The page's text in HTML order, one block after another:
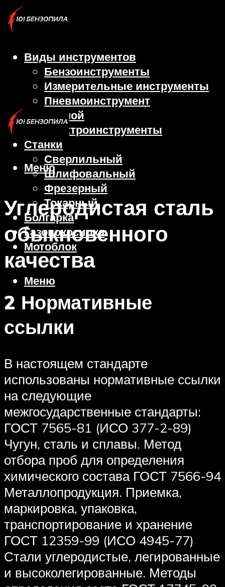
Виды инструментов
Бензоинструменты
Измерительные инструменты
Пневмоинструмент
Ручной
Электроинструменты
Станки
Сверлильный
Шлифовальный
Фрезерный
Токарный
Болгарка
Газонокосилка
Мотоблок
Меню
Меню
Углеродистая сталь
обыкновенного
качества
2 Нормативные
ссылки
В настоящем стандарте
использованы нормативные ссылки
на следующие
межгосударственные стандарты:
ГОСТ 7565-81 (ИСО 377-2-89)
Чугун, сталь и сплавы. Метод
отбора проб для определения
химического состава ГОСТ 7566-94
Металлопродукция. Приемка,
маркировка, упаковка,
транспортирование и хранение
ГОСТ 12359-99 (ИСО 4945-77)
Стали углеродистые, легированные
и высоколегированные. Методы